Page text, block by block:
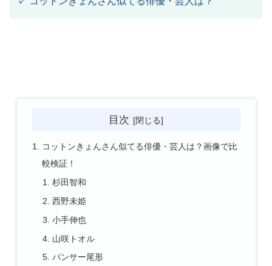
目次
コットンきょんさん似てる俳優・芸人は？画像で比
較検証！
杉田智和
西野未姫
小手伸也
山咲トオル
パンサー尾形